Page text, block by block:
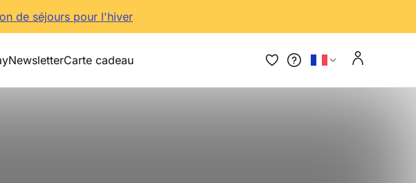
de séjours pour l'hiver
NewsletterCarte cadeau